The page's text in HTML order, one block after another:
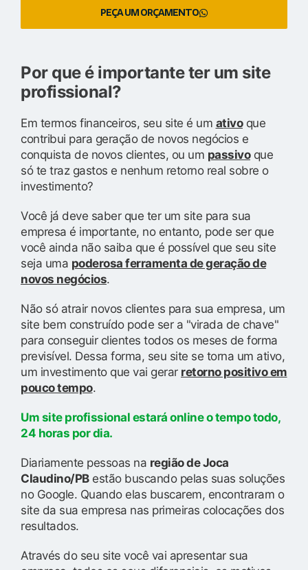
PEÇA UM ORÇAMENTO
Por que é importante ter um site
profissional?
Em termos financeiros, seu site é um ativoque
contribui para geração de novos negócios e
conquista de novos clientes, ou um passivoque
só te traz gastos e nenhum retorno real sobre o
investimento?
Você já deve saber que ter um site para sua
empresa é importante, no entanto, pode ser que
você ainda não saiba que é possível que seu site
seja uma poderosa ferramenta de geração de
novos negócios.
Não só atrair novos clientes para sua empresa, um
site bem construído pode ser a "virada de chave"
para conseguir clientes todos os meses de forma
previsível. Dessa forma, seu site se torna um ativo,
um investimento que vai gerar retorno positivo em
pouco tempo.
Um site profissional estará online o tempo todo,
24 horas por dia.
Diariamente pessoas na região de Joca
Claudino/PBestão buscando pelas suas soluções
no Google. Quando elas buscarem, encontraram o
site da sua empresa nas primeiras colocações dos
resultados.
Através do seu site você vai apresentar sua